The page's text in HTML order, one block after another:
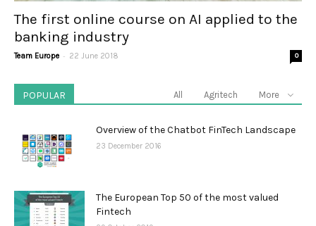
The first online course on AI applied to the
banking industry
Team Europe - 22 June 2018 0
POPULAR All Agritech More
Overview of the Chatbot FinTech Landscape
23 December 2016
The European Top 50 of the most valued
Fintech